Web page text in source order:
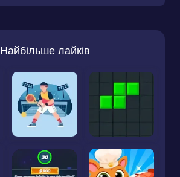
Найбільше лайків